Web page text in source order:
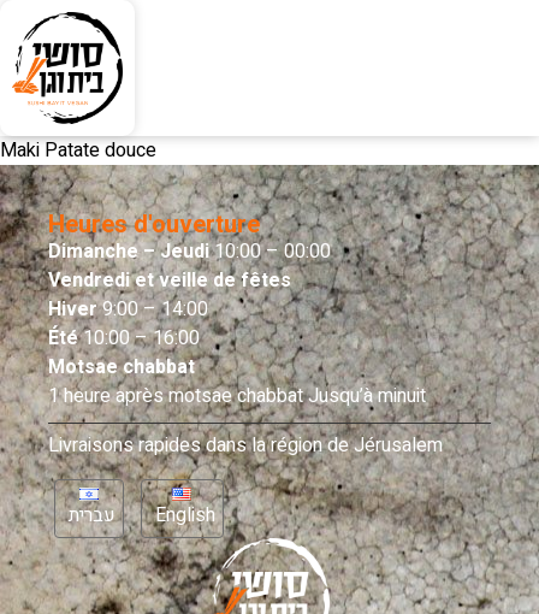
Maki Patate douce
Heures d'ouverture
Dimanche – Jeudi10:00 – 00:00
Vendredi et veille de fêtes
Hiver9:00 – 14:00
Été10:00 – 16:00
Motsae chabbat
1 heure après motsae chabbat Jusqu’à minuit
Livraisons rapides dans la région de Jérusalem
עברית English